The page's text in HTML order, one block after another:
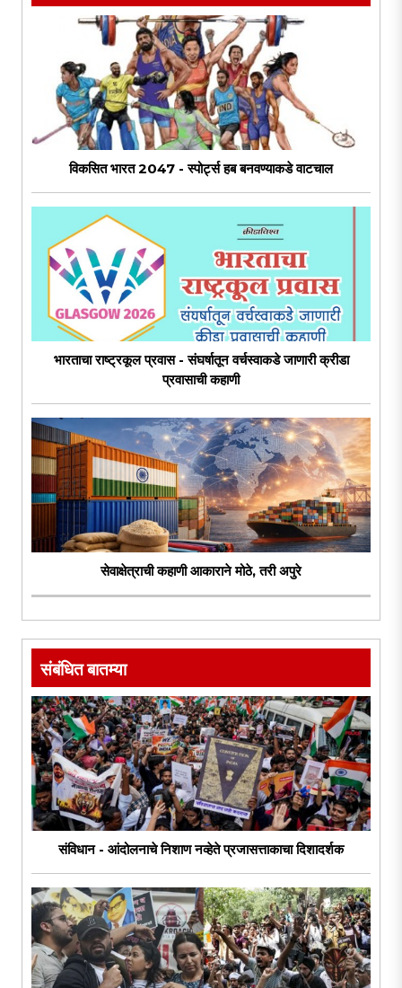
विकसित भारत 2047 - स्पोर्ट्स हब बनवण्याकडे वाटचाल
भारताचा राष्ट्रकूल प्रवास - संघर्षातून वर्चस्वाकडे जाणारी क्रीडा
प्रवासाची कहाणी
सेवाक्षेत्राची कहाणी आकाराने मोठे, तरी अपुरे
संबंधित बातम्या
संविधान - आंदोलनाचे निशाण नव्हेते प्रजासत्ताकाचा दिशादर्शक